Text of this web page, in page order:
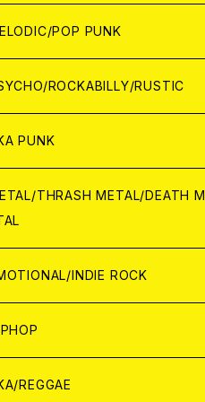
ログ
ログ
POP PUNK
ROCKABILLY/RUSTIC
PUNK
THRASH METAL/DEATH M
INDIE ROCK
REGGAE